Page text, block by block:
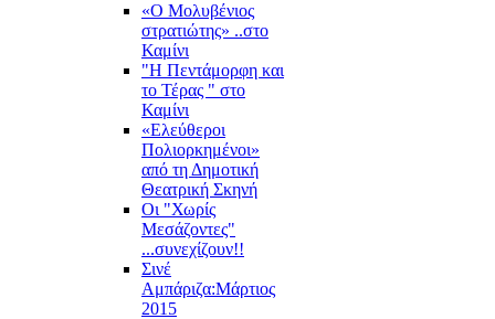
«Ο Μολυβένιος
στρατιώτης» ..στο
Καμίνι
"Η Πεντάμορφη και
το Τέρας " στο
Καμίνι
«Ελεύθεροι
Πολιορκημένοι»
από τη Δημοτική
Θεατρική Σκηνή
Οι "Χωρίς
Μεσάζοντες"
...συνεχίζουν!!
Σινέ
Αμπάριζα:Mάρτιος
2015